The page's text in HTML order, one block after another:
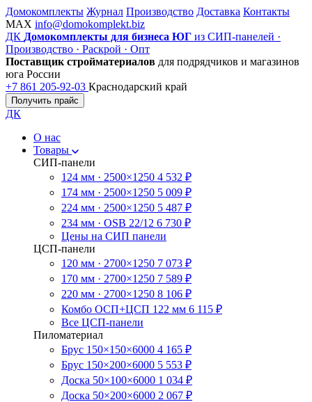
Домокомплекты Журнал Производство Доставка Контакты
MAX info@domokomplekt.biz
ДК Домокомплекты для бизнеса ЮГ из СИП-панелей ·
Производство · Раскрой · Опт
Поставщик стройматериалов для подрядчиков и магазинов
юга России
+7 861 205-92-03 Краснодарский край
Получить прайс
ДК
О нас
Товары
СИП-панели
124 мм · 2500×1250 4 532 ₽
174 мм · 2500×1250 5 009 ₽
224 мм · 2500×1250 5 487 ₽
234 мм · OSB 22/12 6 730 ₽
Цены на СИП панели
ЦСП-панели
120 мм · 2700×1250 7 073 ₽
170 мм · 2700×1250 7 589 ₽
220 мм · 2700×1250 8 106 ₽
Комбо ОСП+ЦСП 122 мм 6 115 ₽
Все ЦСП-панели
Пиломатериал
Брус 150×150×6000 4 165 ₽
Брус 150×200×6000 5 553 ₽
Доска 50×100×6000 1 034 ₽
Доска 50×200×6000 2 067 ₽